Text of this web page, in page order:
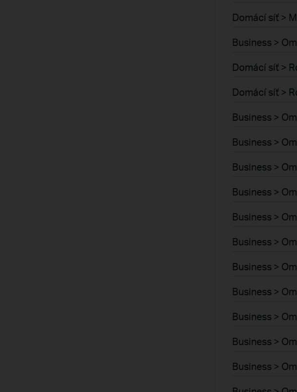
Domácí síť >
Business >
Domácí síť >
Domácí síť >
Business >
Business >
Business >
Business >
Business >
Business >
Business >
Business >
Business >
Business >
Business >